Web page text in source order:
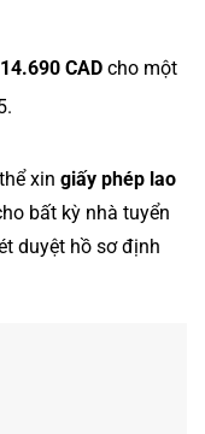
14.690 CADcho một
xin giấy phép lao
bất kỳ nhà tuyển
duyệt hồ sơ định